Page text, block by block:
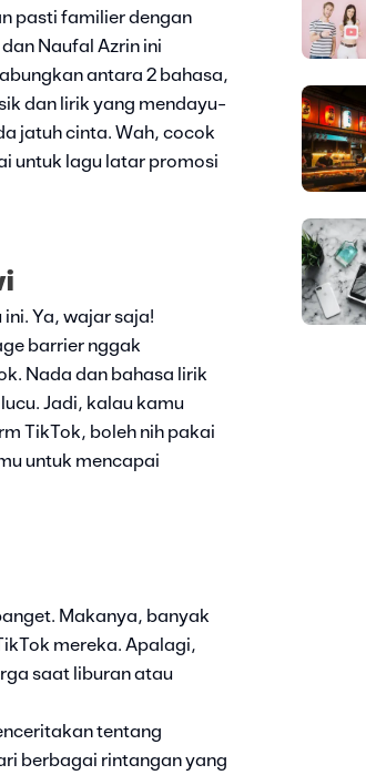
pasti familier dengan
Naufal Azrin ini
antara 2 bahasa,
dan lirik yang mendayu-
jatuh cinta. Wah, cocok
untuk lagu latar promosi
Ya, wajar saja!
barrier nggak
Nada dan bahasa lirik
Jadi, kalau kamu
TikTok, boleh nih pakai
untuk mencapai
Makanya, banyak
mereka. Apalagi,
saat liburan atau
tentang
berbagai rintangan yang